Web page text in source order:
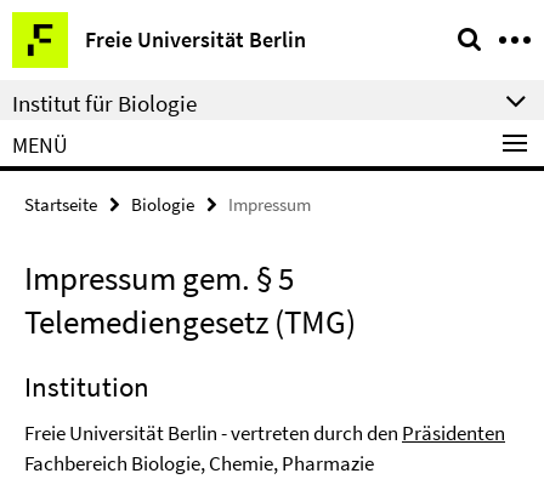
Springe
direkt
zu
Inhalt
Freie Universität Berlin
Service-
Navigation
Institut für Biologie
MENÜ
Startseite Biologie Impressum
Impressum gem. § 5
Telemediengesetz (TMG)
Institution
Freie Universität Berlin - vertreten durch den Präsidenten
Fachbereich Biologie, Chemie, Pharmazie